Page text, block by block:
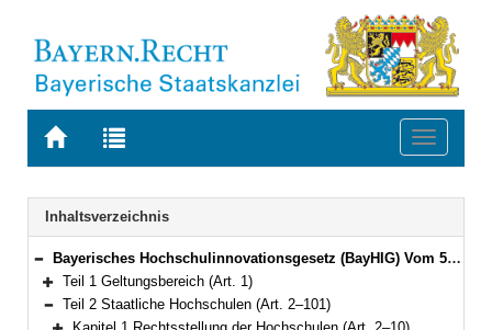
Zur
BAYERN.RECHT
Zur
letzten
Suche
Toggle
Navigation
Inhaltsverzeichnis
Bereich reduzieren
Bayerisches Hochschulinnovationsgesetz (BayHIG) Vom 5. August 2022 (GVBl. S. 414) BayRS 2210-1-3-WK (Art. 1–132)
Bereich erweitern
Teil 1 Geltungsbereich (Art. 1)
Bereich reduzieren
Teil 2 Staatliche Hochschulen (Art. 2–101)